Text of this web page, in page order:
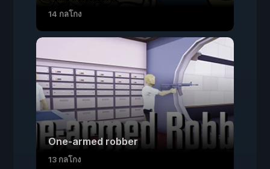
14 กลโกง
One-armed robber
13 กลโกง